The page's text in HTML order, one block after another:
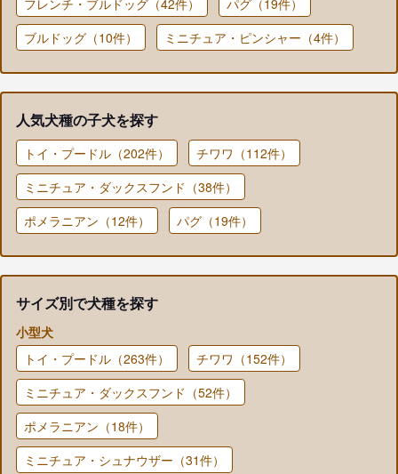
ブルドッグ（10件）
ミニチュア・ピンシャー（4件）
人気犬種の子犬を探す
トイ・プードル（202件）
チワワ（112件）
ミニチュア・ダックスフンド（38件）
ポメラニアン（12件）
パグ（19件）
サイズ別で犬種を探す
小型犬
トイ・プードル（263件）
チワワ（152件）
ミニチュア・ダックスフンド（52件）
ポメラニアン（18件）
ミニチュア・シュナウザー（31件）